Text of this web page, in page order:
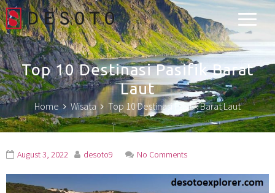
Desoto Explorer
Top 10 Destinasi Pasifik Barat
Laut
Home Wisata Top 10 Destinasi Pasifik Barat Laut
August 3, 2022 desoto9 No Comments